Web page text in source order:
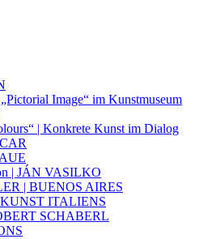
Image“ im Kunstmuseum
| Konkrete Kunst im Dialog
| JÁN VASILKO
| BUENOS AIRES
ITALIENS
SCHABERL